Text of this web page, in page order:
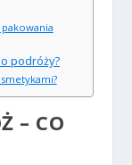
podróży?
– CO